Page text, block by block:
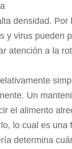
densidad.
y virus pueden
atención a la
Un
el alimento
lo cual es
determina